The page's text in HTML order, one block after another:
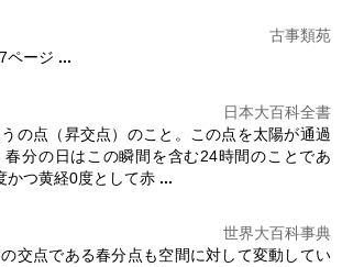
古事類苑
ページ ...
日本大百科全書
の点（昇交点）のこと。この点を太陽が通過
春分の日はこの瞬間を含む24時間のことであ
かつ黄経0度として赤 ...
世界大百科事典
交点である春分点も空間に対して変動してい